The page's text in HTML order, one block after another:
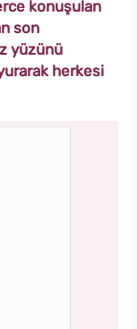
konuşulan
son
yüzünü
herkesi